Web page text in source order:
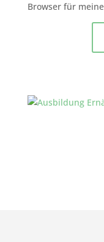
Browser für